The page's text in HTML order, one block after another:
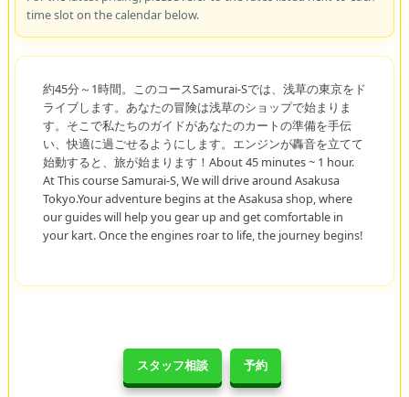
スタッフ相談 予約
time slot on the calendar below.
約45分～1時間。このコースSamurai-Sでは、浅草の東京をド
ライブします。あなたの冒険は浅草のショップで始まりま
す。そこで私たちのガイドがあなたのカートの準備を手伝
い、快適に過ごせるようにします。エンジンが轟音を立てて
始動すると、旅が始まります！About 45 minutes ~ 1 hour.
At This course Samurai-S, We will drive around Asakusa
Tokyo.Your adventure begins at the Asakusa shop, where
our guides will help you gear up and get comfortable in
your kart. Once the engines roar to life, the journey begins!